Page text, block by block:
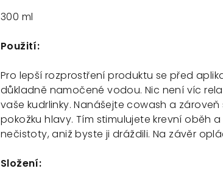
300 ml
Použití:
Pro lepší rozprostření produktu se před
důkladně namočené vodou. Nic není víc
vaše kudrlinky. Nanášejte cowash a
pokožku hlavy. Tím stimulujete krevní oběh
nečistoty, aniž byste ji dráždili. Na závěr
Složení: